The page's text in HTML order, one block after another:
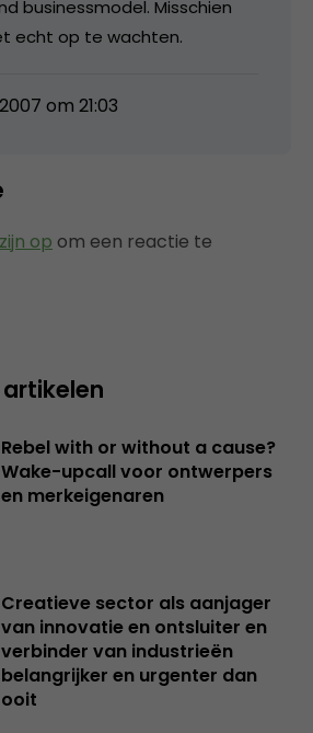
businessmodel. Misschien
echt op te wachten.
om 21:03
op om een reactie te
Rebel with or without a cause?
Wake-upcall voor ontwerpers
en merkeigenaren
Creatieve sector als aanjager
van innovatie en ontsluiter en
verbinder van industrieën
belangrijker en urgenter dan
ooit